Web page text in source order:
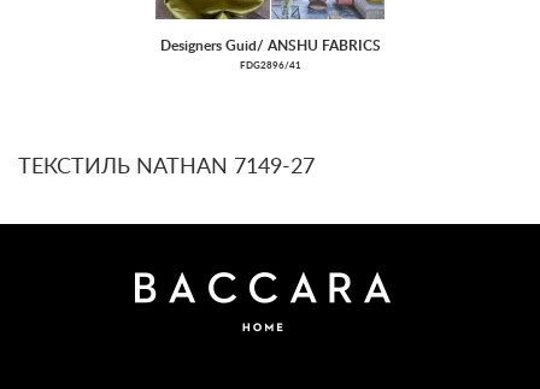
Designers Guid/ ANSHU FABRICS
FDG2896/41
ТЕКСТИЛЬ NATHAN 7149-27